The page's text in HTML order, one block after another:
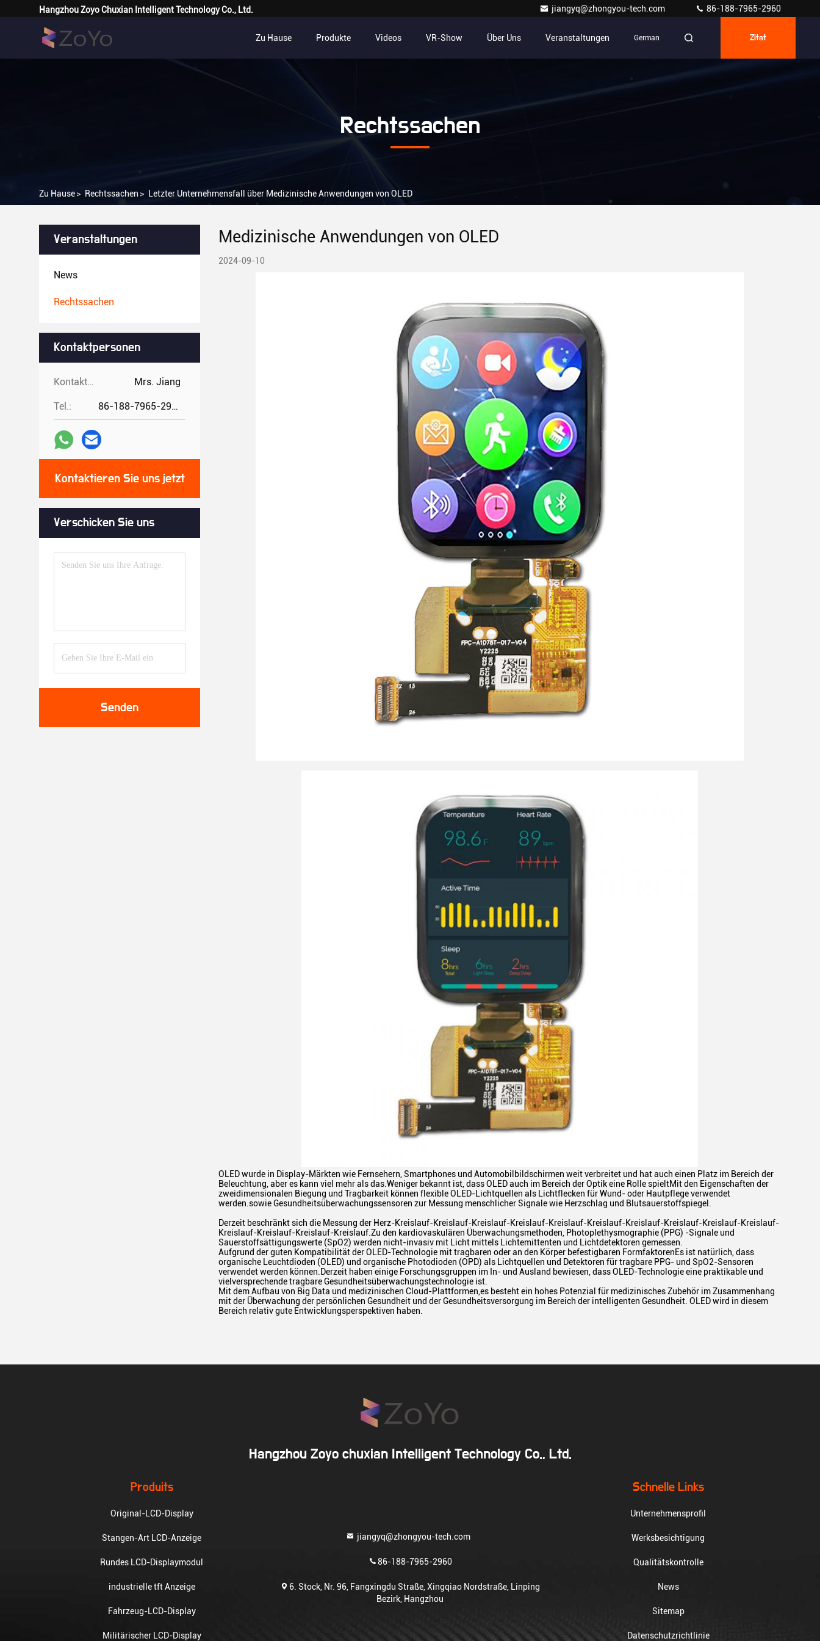
Hangzhou Zoyo Chuxian Intelligent Technology Co., Ltd. jiangyq@zhongyou-tech.com 86-188-7965-2960
Zu Hause Produkte Videos VR-Show Über Uns Veranstaltungen German Zitat
Rechtssachen
Zu Hause> Rechtssachen > Letzter Unternehmensfall über Medizinische Anwendungen von OLED
Veranstaltungen
News
Rechtssachen
Kontaktpersonen
Kontaktpersonen: Mrs. Jiang
Tel.: 86-188-7965-2960
Kontaktieren Sie uns jetzt
Verschicken Sie uns
Senden
Medizinische Anwendungen von OLED
2024-09-10
OLED wurde in Display-Märkten wie Fernsehern, Smartphones und Automobilbildschirmen weit verbreitet und hat auch einen Platz im Bereich der
Beleuchtung, aber es kann viel mehr als das.Weniger bekannt ist, dass OLED auch im Bereich der Optik eine Rolle spieltMit den Eigenschaften der
zweidimensionalen Biegung und Tragbarkeit können flexible OLED-Lichtquellen als Lichtflecken für Wund- oder Hautpflege verwendet
werden.sowie Gesundheitsüberwachungssensoren zur Messung menschlicher Signale wie Herzschlag und Blutsauerstoffspiegel.
Derzeit beschränkt sich die Messung der Herz-Kreislauf-Kreislauf-Kreislauf-Kreislauf-Kreislauf-Kreislauf-Kreislauf-Kreislauf-Kreislauf-Kreislauf-
Kreislauf-Kreislauf-Kreislauf-Kreislauf.Zu den kardiovaskulären Überwachungsmethoden, Photoplethysmographie (PPG) -Signale und
Sauerstoffsättigungswerte (SpO2) werden nicht-invasiv mit Licht mittels Lichtemittenten und Lichtdetektoren gemessen.
Aufgrund der guten Kompatibilität der OLED-Technologie mit tragbaren oder an den Körper befestigbaren FormfaktorenEs ist natürlich, dass
organische Leuchtdioden (OLED) und organische Photodioden (OPD) als Lichtquellen und Detektoren für tragbare PPG- und SpO2-Sensoren
verwendet werden können.Derzeit haben einige Forschungsgruppen im In- und Ausland bewiesen, dass OLED-Technologie eine praktikable und
vielversprechende tragbare Gesundheitsüberwachungstechnologie ist.
Mit dem Aufbau von Big Data und medizinischen Cloud-Plattformen,es besteht ein hohes Potenzial für medizinisches Zubehör im Zusammenhang
mit der Überwachung der persönlichen Gesundheit und der Gesundheitsversorgung im Bereich der intelligenten Gesundheit. OLED wird in diesem
Bereich relativ gute Entwicklungsperspektiven haben.
Hangzhou Zoyo chuxian Intelligent Technology Co., Ltd.
Produits
Original-LCD-Display
Stangen-Art LCD-Anzeige
Rundes LCD-Displaymodul
industrielle tft Anzeige
Fahrzeug-LCD-Display
Militärischer LCD-Display
jiangyq@zhongyou-tech.com
86-188-7965-2960
6. Stock, Nr. 96, Fangxingdu Straße, Xingqiao Nordstraße, Linping
Bezirk, Hangzhou
Schnelle Links
Unternehmensprofil
Werksbesichtigung
Qualitätskontrolle
News
Sitemap
Datenschutzrichtlinie